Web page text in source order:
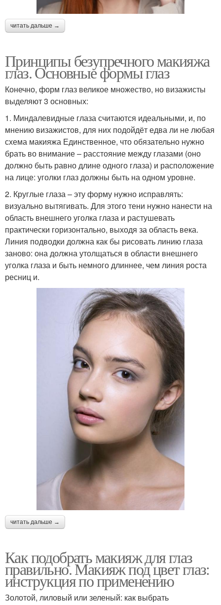
читать дальше →
Принципы безупречного макияжа
глаз. Основные формы глаз
Конечно, форм глаз великое множество, но визажисты
выделяют 3 основных:
1. Миндалевидные глаза считаются идеальными, и, по
мнению визажистов, для них подойдёт едва ли не любая
схема макияжа Единственное, что обязательно нужно
брать во внимание – расстояние между глазами (оно
должно быть равно длине одного глаза) и расположение
на лице: уголки глаз должны быть на одном уровне.
2. Круглые глаза – эту форму нужно исправлять:
визуально вытягивать. Для этого тени нужно нанести на
область внешнего уголка глаза и растушевать
практически горизонтально, выходя за область века.
Линия подводки должна как бы рисовать линию глаза
заново: она должна утолщаться в области внешнего
уголка глаза и быть немного длиннее, чем линия роста
ресниц и.
читать дальше →
Как подобрать макияж для глаз
правильно. Макияж под цвет глаз:
инструкция по применению
Золотой, лиловый или зеленый: как выбрать